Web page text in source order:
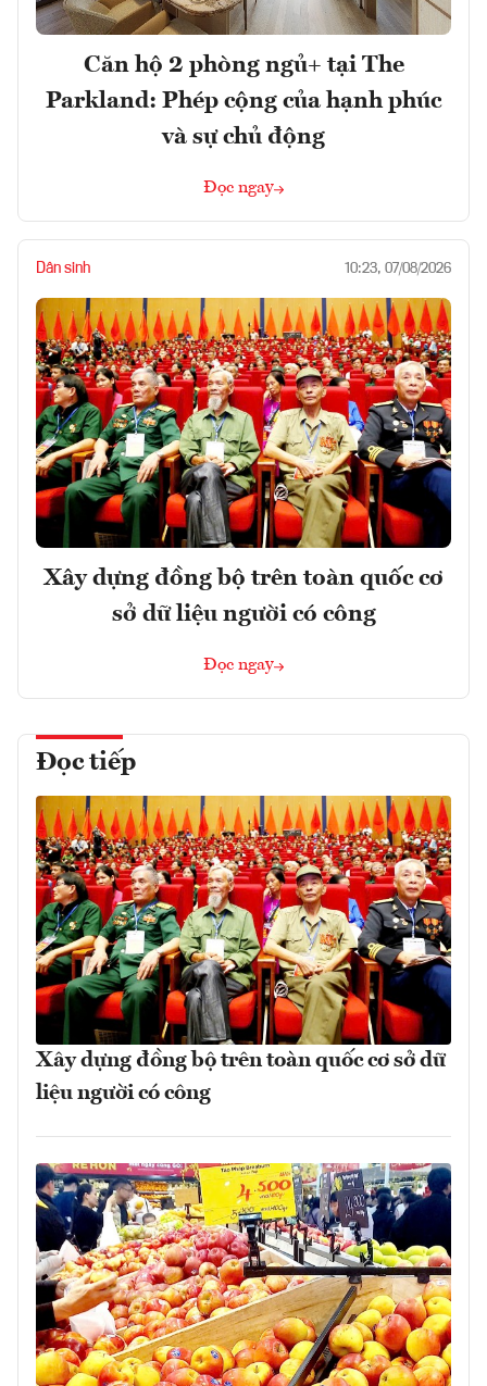
Căn hộ 2 phòng ngủ+ tại The
Parkland: Phép cộng của hạnh phúc
và sự chủ động
Đọc ngay
Dân sinh 10:23, 07/08/2026
Xây dựng đồng bộ trên toàn quốc cơ
sở dữ liệu người có công
Đọc ngay
Đọc tiếp
Xây dựng đồng bộ trên toàn quốc cơ sở dữ
liệu người có công